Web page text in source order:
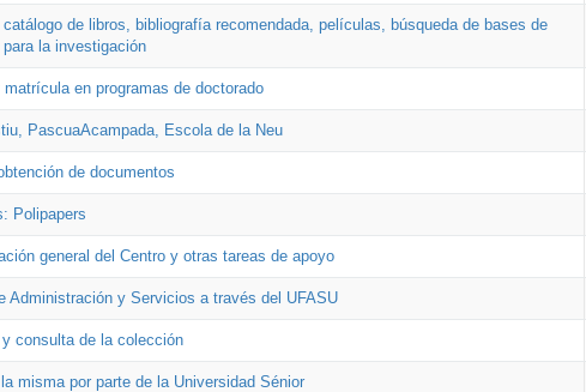
de libros, bibliografía recomendada, películas, búsqueda de bases de
la investigación
en programas de doctorado
PascuaAcampada, Escola de la Neu
de documentos
Polipapers
general del Centro y otras tareas de apoyo
Administración y Servicios a través del UFASU
consulta de la colección
misma por parte de la Universidad Sénior